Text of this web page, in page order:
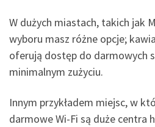
W dużych miastach, takich jak
wyboru masz różne opcje;
oferują dostęp do darmowych
minimalnym zużyciu.
Innym przykładem miejsc, w
darmowe Wi-Fi są duże centra